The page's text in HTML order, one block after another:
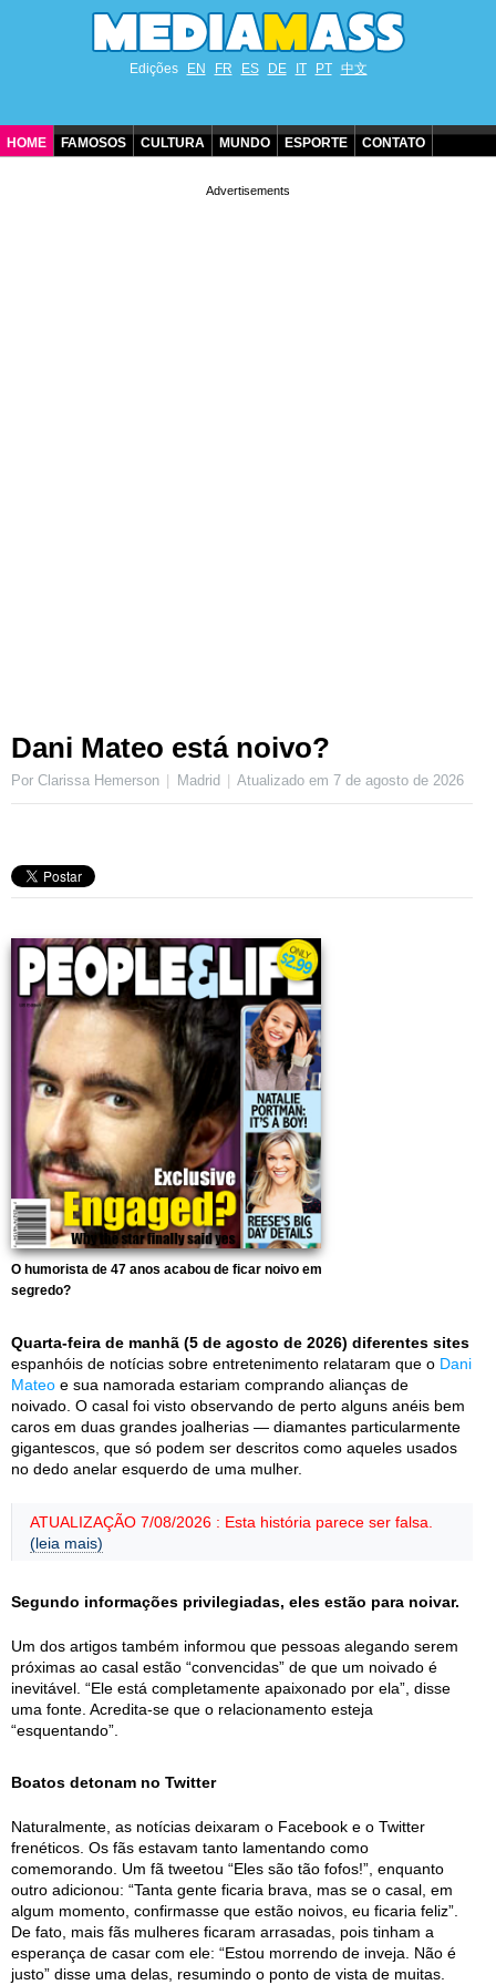
Edições EN FR ES DE IT PT 中文
HOME FAMOSOS CULTURA MUNDO ESPORTE CONTATO
Dani Mateo está noivo?
Por Clarissa Hemerson Madrid Atualizado em 7 de agosto de 2026
O humorista de 47 anos acabou de ficar noivo em
segredo?
Quarta-feira de manhã (5 de agosto de 2026) diferentes sites
espanhóis de notícias sobre entretenimento relataram que o Dani
Mateo e sua namorada estariam comprando alianças de
noivado. O casal foi visto observando de perto alguns anéis bem
caros em duas grandes joalherias — diamantes particularmente
gigantescos, que só podem ser descritos como aqueles usados
no dedo anelar esquerdo de uma mulher.
ATUALIZAÇÃO 7/08/2026 : Esta história parece ser falsa.
(leia mais)
Segundo informações privilegiadas, eles estão para noivar.
Um dos artigos também informou que pessoas alegando serem
próximas ao casal estão “convencidas” de que um noivado é
inevitável. “Ele está completamente apaixonado por ela”, disse
uma fonte. Acredita-se que o relacionamento esteja
“esquentando”.
Boatos detonam no Twitter
Naturalmente, as notícias deixaram o Facebook e o Twitter
frenéticos. Os fãs estavam tanto lamentando como
comemorando. Um fã tweetou “Eles são tão fofos!”, enquanto
outro adicionou: “Tanta gente ficaria brava, mas se o casal, em
algum momento, confirmasse que estão noivos, eu ficaria feliz”.
De fato, mais fãs mulheres ficaram arrasadas, pois tinham a
esperança de casar com ele: “Estou morrendo de inveja. Não é
justo” disse uma delas, resumindo o ponto de vista de muitas.